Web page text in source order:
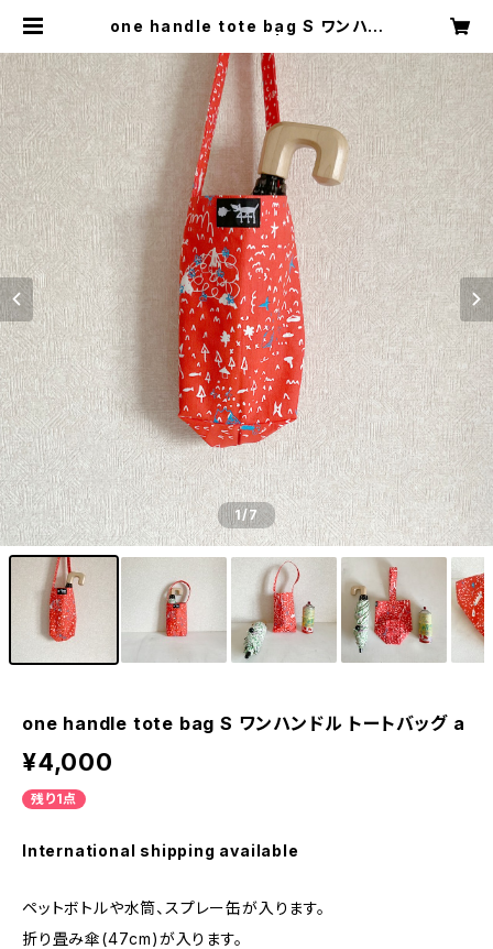
one handle tote bag S ワンハン
1/7
one handle tote bag S ワンハンドル トートバッグ a
¥4,000
残り1点
International shipping available
ペットボトルや水筒、スプレー缶が入ります。
折り畳み傘(47cm)が入ります。